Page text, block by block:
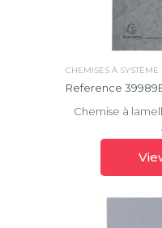
CHEMISES À SYSTÈME
Reference
Chemise à